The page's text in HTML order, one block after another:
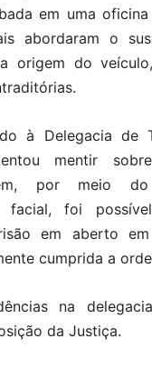
em uma
abordaram o
origem do
à Delegacia de
mentir
por meio
facial, foi
em aberto
cumprida a
na
da Justiça.